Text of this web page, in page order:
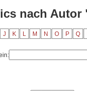
nach Autor
J K L M N O P Q